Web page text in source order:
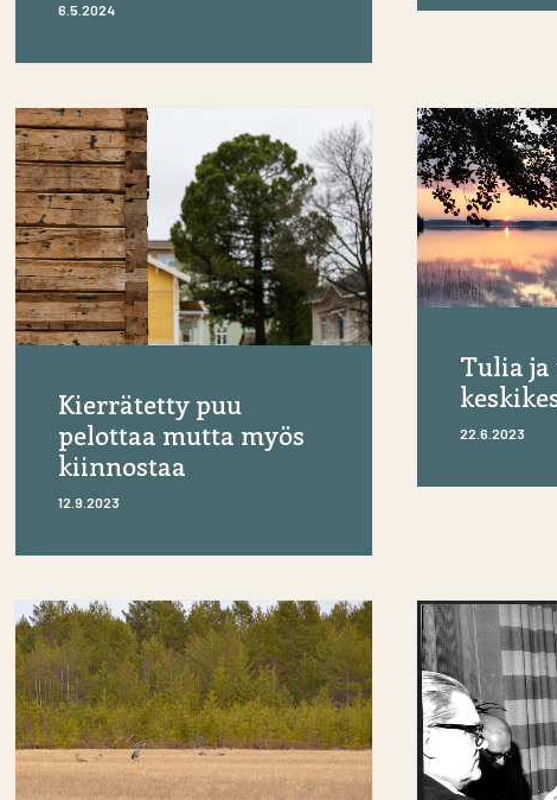
6.5.2024
Kierrätetty puu
pelottaa mutta myös
kiinnostaa
12.9.2023
Tulia ja
22.6.2023